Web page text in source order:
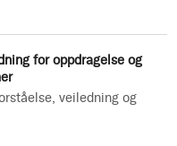
for oppdragelse og
veiledning og